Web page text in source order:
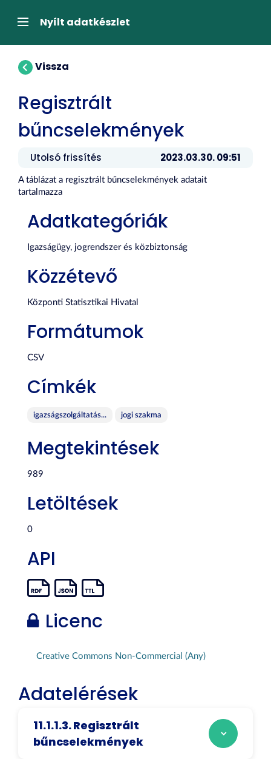
átugrásaNavigációNyílt adatkészlet
Vissza
Regisztrált
bűncselekmények
Utolsó frissítés 2023.03.30. 09:51
A táblázat a regisztrált bűncselekmények adatait
tartalmazza
Adatkategóriák
Igazságügy, jogrendszer és közbiztonság
Közzétevő
Központi Statisztikai Hivatal
Formátumok
CSV
Címkék
igazságszolgáltatás... jogi szakma
Megtekintések
989
Letöltések
0
API
Licenc
Creative Commons Non-Commercial (Any)
Adatelérések
11.1.1.3. Regisztrált
bűncselekmények